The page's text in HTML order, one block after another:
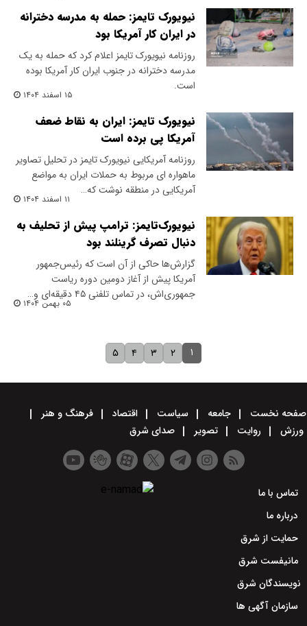
نیویورک تایمز: حمله به مدرسه دخترانه
در ایران کار آمریکا بود
روزنامه نیویورک تایمز اعلام کرد که حمله به یک
مدرسه دخترانه در جنوب ایران کار آمریکا بوده
است.
۱۵ اسفند ۱۴۰۴
نیویورک تایمز: ایران به نقاط ضعف
آمریکا پی برده است
روزنامه آمریکایی نیویورک تایمز در تحلیل تصاویر
ماهواره ای مربوط به حملات ایران به مواضع
آمریکایی در منطقه نوشت که…
۱۱ اسفند ۱۴۰۴
نیویورک‌تایمز: ترامپ پیش از تحلیف به
دنبال تصرف گرینلند بود
گزارش‌ها حاکی از آن است که رئیس‌جمهور
آمریکا پیش از آغاز دومین دوره ریاست
جمهوری‌اش، در تماس تلفنی ۴۵ دقیقه‌ای و…
۰۵ بهمن ۱۴۰۴
۱ ۲ ۳ ۴ ۵
صفحه نخست جامعه سیاست اقتصاد
فرهنگ و هنر
ورزش
روایت تصویر صدای شرق
تماس با ما
درباره ما
حمایت از شرق
مانیفست شرق
نویسندگان شرق
سازمان آگهی ها